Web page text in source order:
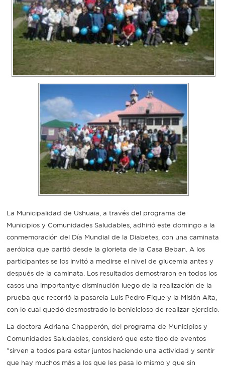
La Municipalidad de Ushuaia, a través del programa de
Municipios y Comunidades Saludables, adhirió este domingo a la
conmemoración del Día Mundial de la Diabetes, con una caminata
aeróbica que partió desde la glorieta de la Casa Beban. A los
participantes se los invitó a medirse el nivel de glucemia antes y
después de la caminata. Los resultados demostraron en todos los
casos una importantye disminución luego de la realización de la
prueba que recorrió la pasarela Luis Pedro Fique y la Misión Alta,
con lo cual quedó desmostrado lo benieicioso de realizar ejercicio.
La doctora Adriana Chapperón, del programa de Municipios y
Comunidades Saludables, consideró que este tipo de eventos
"sirven a todos para estar juntos haciendo una actividad y sentir
que hay muchos más a los que les pasa lo mismo y que sin